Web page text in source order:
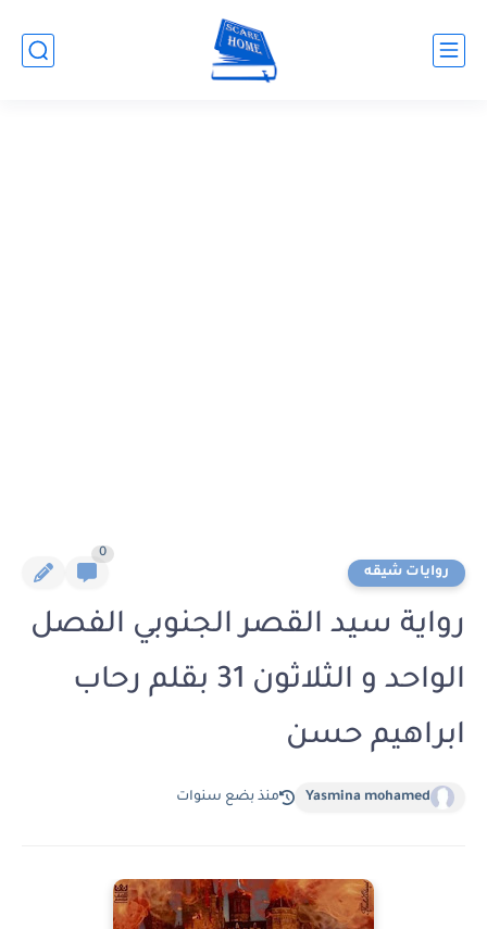
روايات شيقه
0
رواية سيد القصر الجنوبي الفصل
الواحد و الثلاثون 31 بقلم رحاب
ابراهيم حسن
Yasmina mohamed منذ بضع سنوات